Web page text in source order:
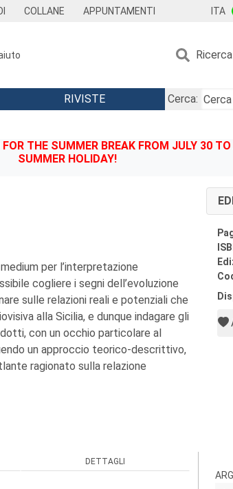
COLLANE APPUNTAMENTI ITA
RIVISTE
Cerca:
THE SUMMER BREAK FROM JULY 30
SUMMER HOLIDAY!
per l’interpretazione
cogliere i segni dell’evoluzione
sulle relazioni reali e potenziali che
alla Sicilia, e dunque indagare gli
con un occhio particolare al
un approccio teorico-descrittivo,
ragionato sulla relazione
DETTAGLI